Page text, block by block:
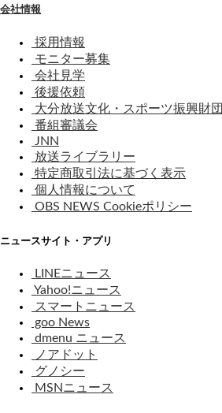
会社情報
採用情報
モニター募集
会社見学
後援依頼
大分放送文化・スポーツ振興財団
番組審議会
JNN
放送ライブラリー
特定商取引法に基づく表示
個人情報について
OBS NEWS Cookieポリシー
ニュースサイト・アプリ
LINEニュース
Yahoo!ニュース
スマートニュース
goo News
dmenu ニュース
ノアドット
グノシー
MSNニュース